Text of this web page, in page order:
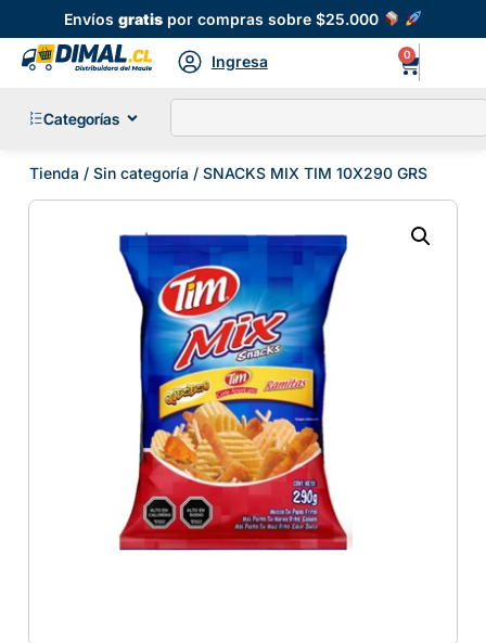
Envíosgratis por compras sobre $25.000
Ingresa 0
Categorías
Tienda / Sin categoría / SNACKS MIX TIM 10X290 GRS